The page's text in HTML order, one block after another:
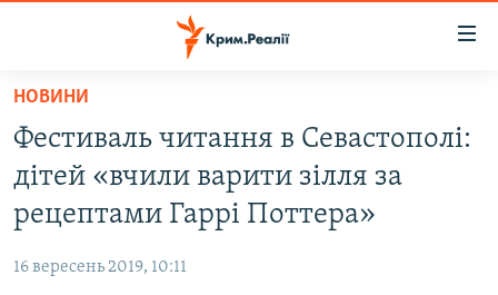
Перейти
основного
матеріалу
до
основної
навігації
БЛОГИ
НОВИНИ
Фестиваль читання в Севастополі:
дітей «вчили варити зілля за
рецептами Гаррі Поттера»
16 вересень 2019, 10:11